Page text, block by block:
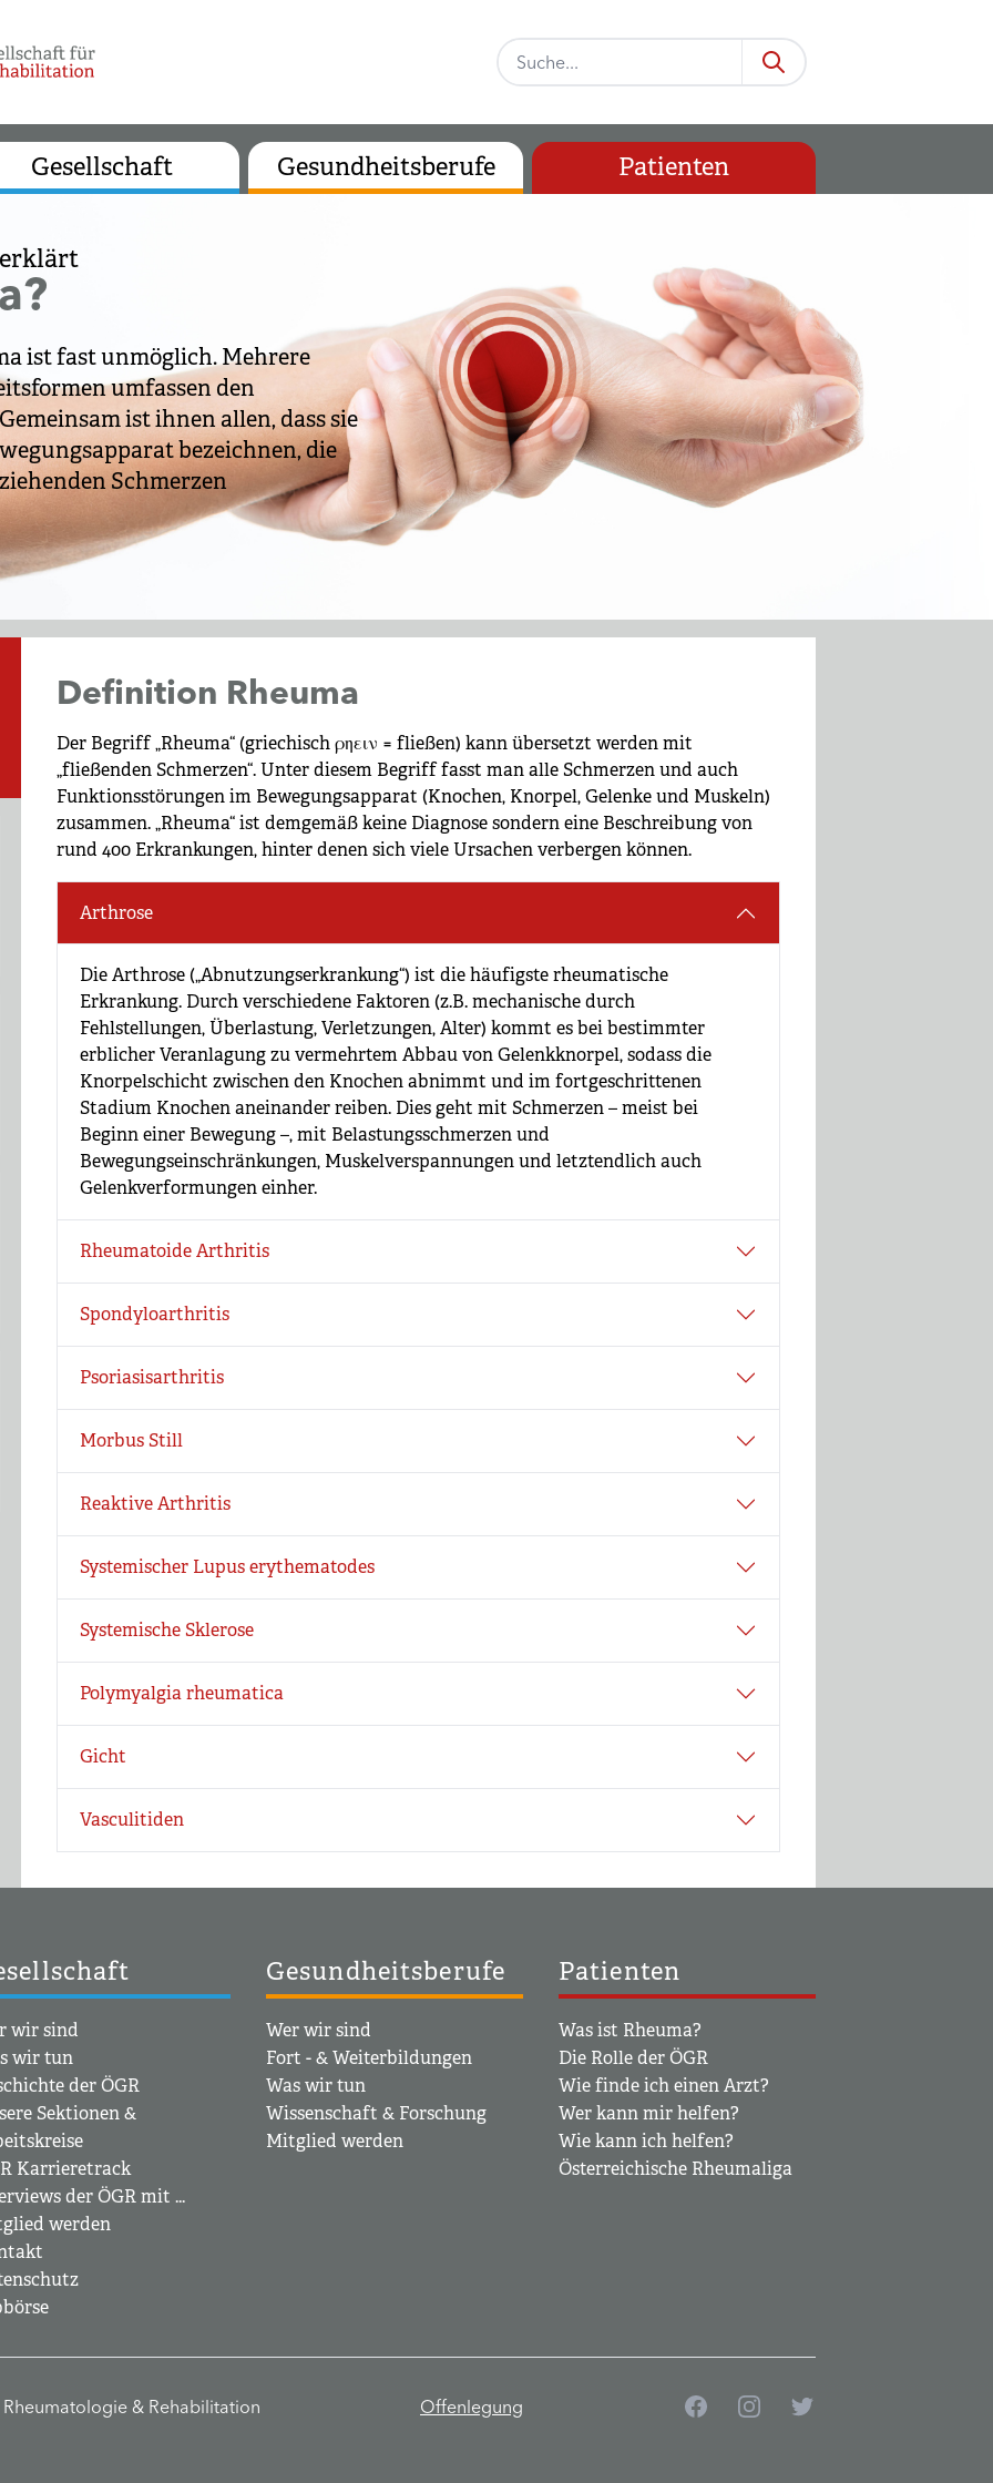
Gesellschaft Gesundheitsberufe Patienten
erklärt
ist fast unmöglich. Mehrere
umfassen den
ist ihnen allen, dass sie
bezeichnen, die
Schmerzen
Definition Rheuma
Der Begriff „Rheuma“ (griechisch ρηειν = fließen) kann übersetzt werden mit
„fließenden Schmerzen“. Unter diesem Begriff fasst man alle Schmerzen und auch
Funktionsstörungen im Bewegungsapparat (Knochen, Knorpel, Gelenke und Muskeln)
zusammen. „Rheuma“ ist demgemäß keine Diagnose sondern eine Beschreibung von
rund 400 Erkrankungen, hinter denen sich viele Ursachen verbergen können.
Arthrose
Die Arthrose („Abnutzungserkrankung“) ist die häufigste rheumatische
Erkrankung. Durch verschiedene Faktoren (z.B. mechanische durch
Fehlstellungen, Überlastung, Verletzungen, Alter) kommt es bei bestimmter
erblicher Veranlagung zu vermehrtem Abbau von Gelenkknorpel, sodass die
Knorpelschicht zwischen den Knochen abnimmt und im fortgeschrittenen
Stadium Knochen aneinander reiben. Dies geht mit Schmerzen – meist bei
Beginn einer Bewegung –, mit Belastungsschmerzen und
Bewegungseinschränkungen, Muskelverspannungen und letztendlich auch
Gelenkverformungen einher.
Rheumatoide Arthritis
Spondyloarthritis
Psoriasisarthritis
Morbus Still
Reaktive Arthritis
Systemischer Lupus erythematodes
Systemische Sklerose
Polymyalgia rheumatica
Gicht
Vasculitiden
wir sind
wir tun
der ÖGR
Sektionen &
Karrieretrack
der ÖGR mit ...
werden
Gesundheitsberufe
Wer wir sind
Fort - & Weiterbildungen
Was wir tun
Wissenschaft & Forschung
Mitglied werden
Patienten
Was ist Rheuma?
Die Rolle der ÖGR
Wie finde ich einen Arzt?
Wer kann mir helfen?
Wie kann ich helfen?
Österreichische Rheumaliga
FacebookInstagramTwitter
& Rehabilitation Offenlegung